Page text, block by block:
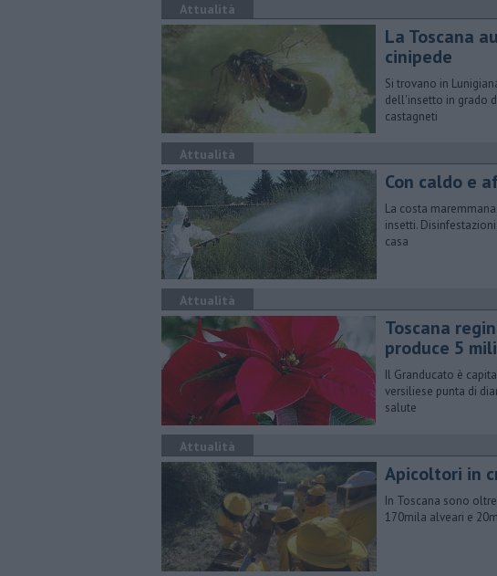
Attualità
La Toscana
cinipede
Si trovano in
dell'insetto in grado
castagneti
Attualità
Con caldo e
La costa
insetti.
casa
Attualità
Toscana
produce 5
Il Granducato è
versiliese punta di
salute
Attualità
Apicoltori in
In Toscana sono
170mila alveari e